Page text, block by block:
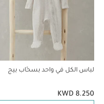
لباس الكل في واحد بسحّاب بيج
KWD 8.250